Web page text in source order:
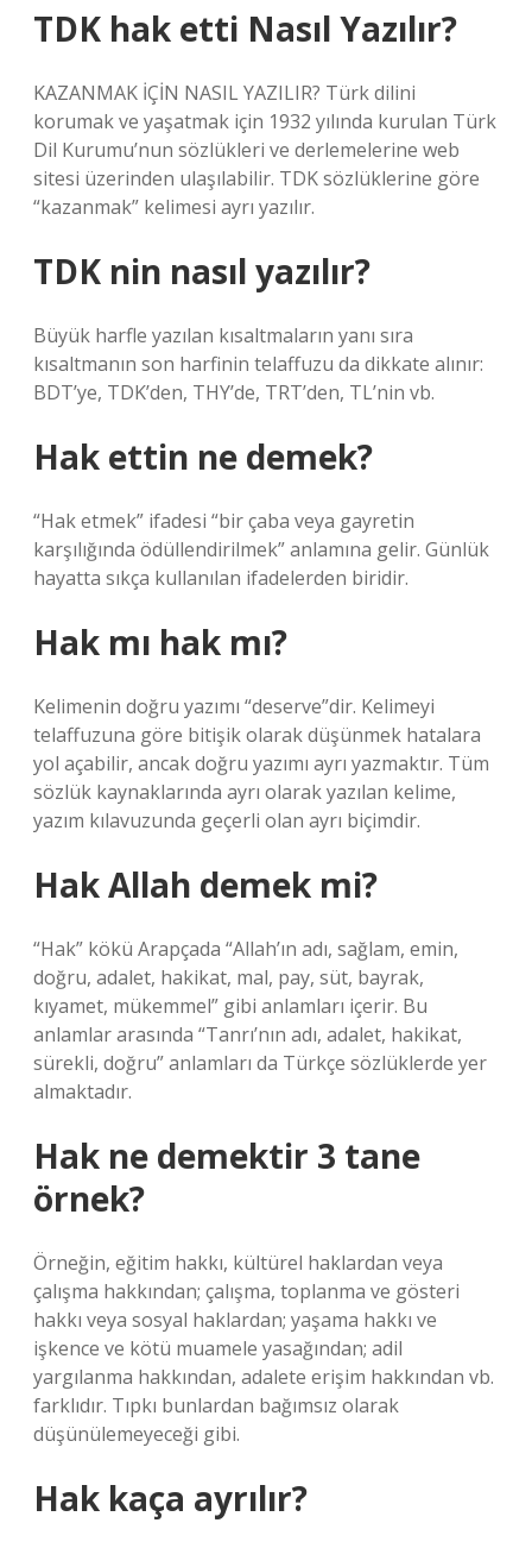
TDK hak etti Nasıl Yazılır?
KAZANMAK İÇİN NASIL YAZILIR? Türk dilini
korumak ve yaşatmak için 1932 yılında kurulan Türk
Dil Kurumu’nun sözlükleri ve derlemelerine web
sitesi üzerinden ulaşılabilir. TDK sözlüklerine göre
“kazanmak” kelimesi ayrı yazılır.
TDK nin nasıl yazılır?
Büyük harfle yazılan kısaltmaların yanı sıra
kısaltmanın son harfinin telaffuzu da dikkate alınır:
BDT’ye, TDK’den, THY’de, TRT’den, TL’nin vb.
Hak ettin ne demek?
“Hak etmek” ifadesi “bir çaba veya gayretin
karşılığında ödüllendirilmek” anlamına gelir. Günlük
hayatta sıkça kullanılan ifadelerden biridir.
Hak mı hak mı?
Kelimenin doğru yazımı “deserve”dir. Kelimeyi
telaffuzuna göre bitişik olarak düşünmek hatalara
yol açabilir, ancak doğru yazımı ayrı yazmaktır. Tüm
sözlük kaynaklarında ayrı olarak yazılan kelime,
yazım kılavuzunda geçerli olan ayrı biçimdir.
Hak Allah demek mi?
“Hak” kökü Arapçada “Allah’ın adı, sağlam, emin,
doğru, adalet, hakikat, mal, pay, süt, bayrak,
kıyamet, mükemmel” gibi anlamları içerir. Bu
anlamlar arasında “Tanrı’nın adı, adalet, hakikat,
sürekli, doğru” anlamları da Türkçe sözlüklerde yer
almaktadır.
Hak ne demektir 3 tane
örnek?
Örneğin, eğitim hakkı, kültürel haklardan veya
çalışma hakkından; çalışma, toplanma ve gösteri
hakkı veya sosyal haklardan; yaşama hakkı ve
işkence ve kötü muamele yasağından; adil
yargılanma hakkından, adalete erişim hakkından vb.
farklıdır. Tıpkı bunlardan bağımsız olarak
düşünülemeyeceği gibi.
Hak kaça ayrılır?